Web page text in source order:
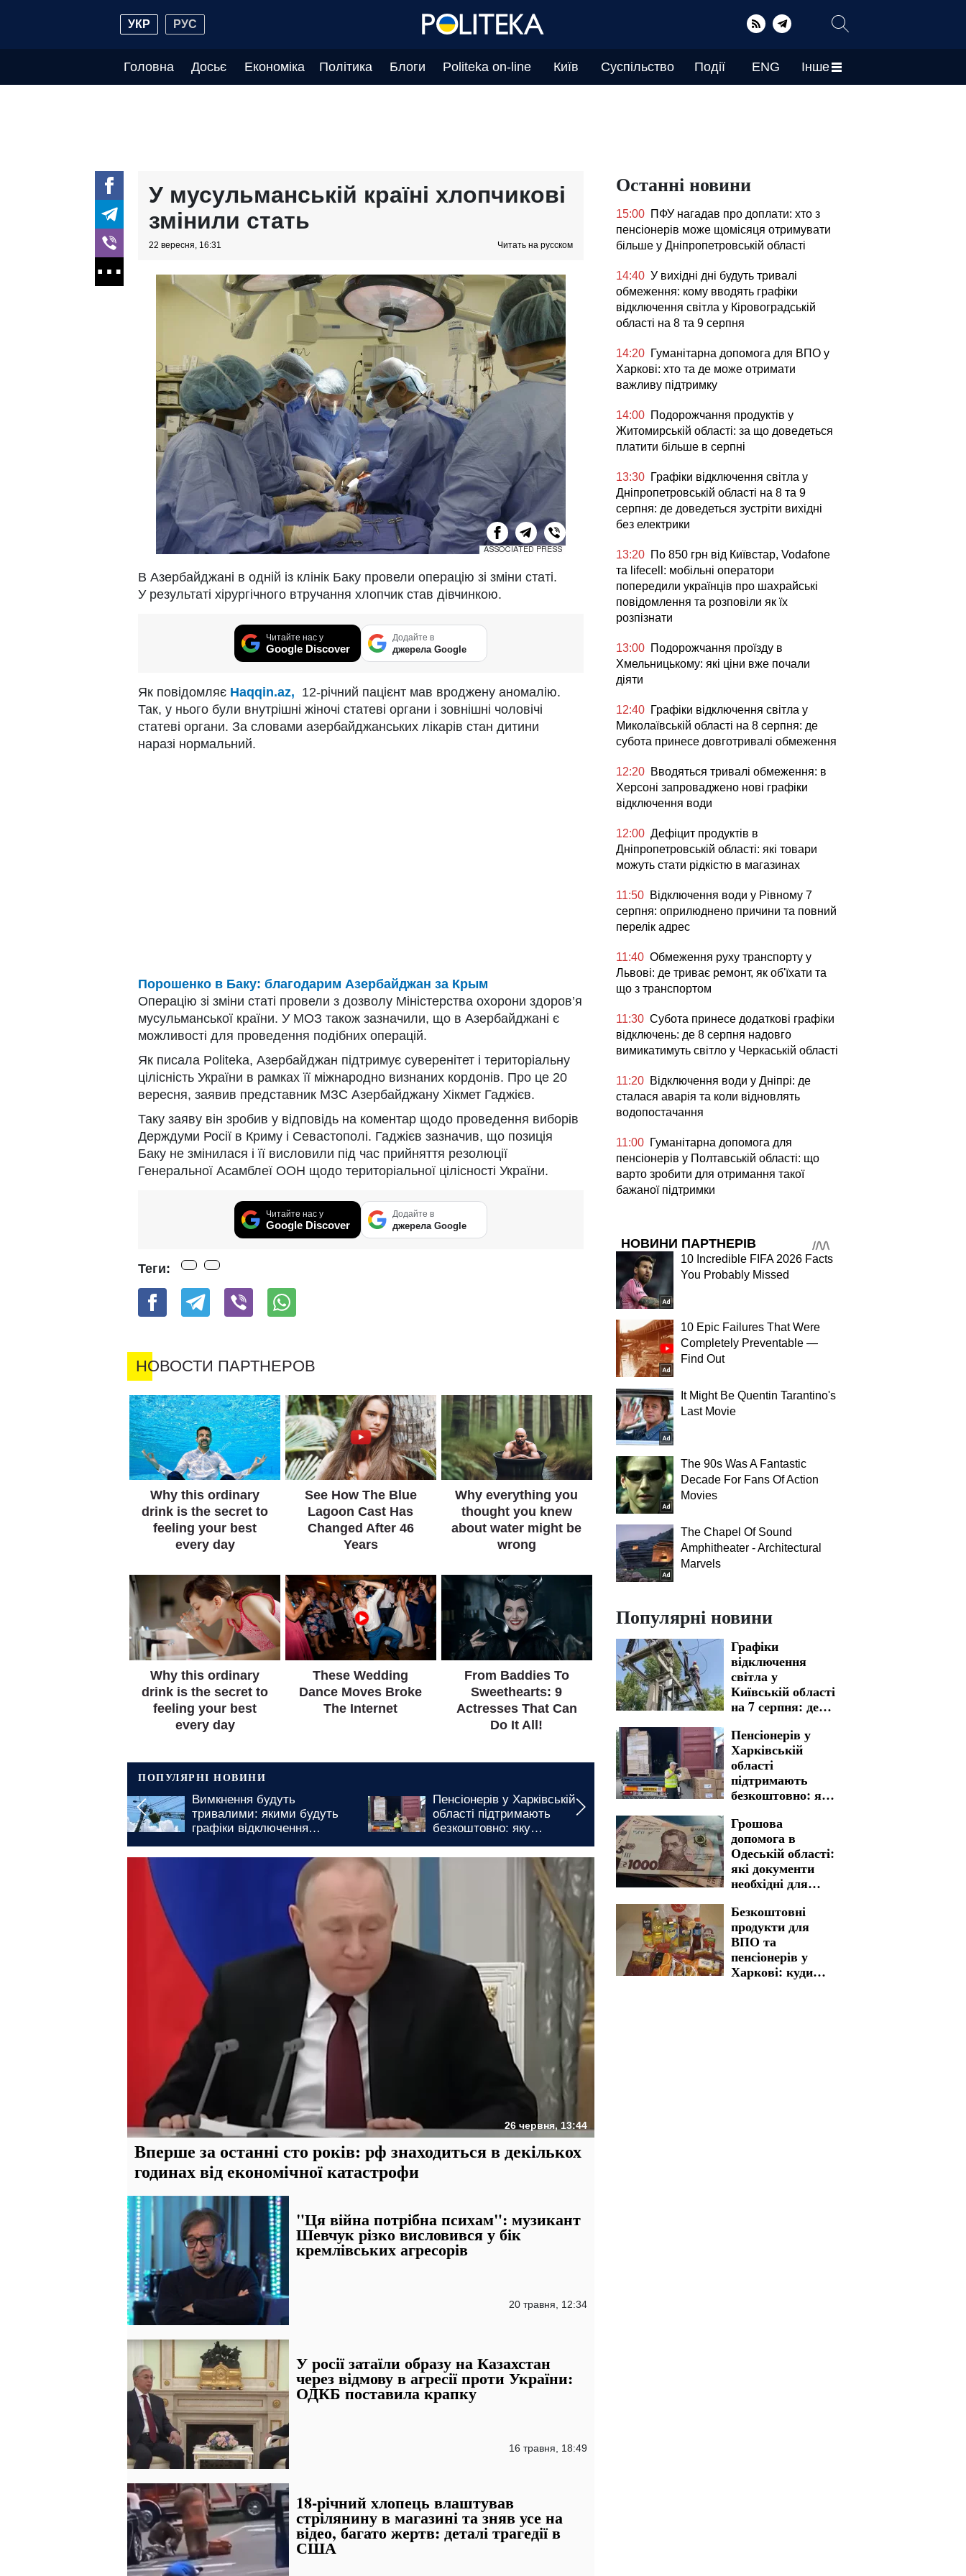
УКР РУС
Головна Досьє Економіка Політика Блоги Politeka on-line Київ Суспільство Події ENG Інше
У мусульманській країні хлопчикові
змінили стать
22 вересня, 16:31 Читать на русском
В Азербайджані в одній із клінік Баку провели операцію зі зміни статі.
У результаті хірургічного втручання хлопчик став дівчинкою.
Читайте нас у
Google Discover
Додайте в
джерела Google
Як повідомляє Haqqin.az, 12-річний пацієнт мав вроджену аномалію.
Так, у нього були внутрішні жіночі статеві органи і зовнішні чоловічі
статеві органи. За словами азербайджанських лікарів стан дитини
наразі нормальний.
Порошенко в Баку: благодарим Азербайджан за Крым
Операцію зі зміни статі провели з дозволу Міністерства охорони здоров’я
мусульманської країни. У МОЗ також зазначили, що в Азербайджані є
можливості для проведення подібних операцій.
Як писала Politeka, Азербайджан підтримує суверенітет і територіальну
цілісність України в рамках її міжнародно визнаних кордонів. Про це 20
вересня, заявив представник МЗС Азербайджану Хікмет Гаджієв.
Таку заяву він зробив у відповідь на коментар щодо проведення виборів
Держдуми Росії в Криму і Севастополі. Гаджієв зазначив, що позиція
Баку не змінилася і її висловили під час прийняття резолюції
Генеральної Асамблеї ООН щодо територіальної цілісності України.
Читайте нас у
Google Discover
Додайте в
джерела Google
Теги:
ПОПУЛЯРНІ НОВИНИ
Вимкнення будуть
тривалими: якими будуть
графіки відключення
серпня
Пенсіонерів у Харківській
області підтримають
безкоштовно: яку
можна отримати
У Вінницькій області на
багато годин залишаться
без світла: кому варто
бути готовими до графіків
відключення на 7 серпня
26 червня, 13:44
Вперше за останні сто років: рф знаходиться в декількох
годинах від економічної катастрофи
"Ця війна потрібна психам": музикант
Шевчук різко висловився у бік
кремлівських агресорів
20 травня, 12:34
У росії затаїли образу на Казахстан
через відмову в агресії проти України:
ОДКБ поставила крапку
16 травня, 18:49
18-річний хлопець влаштував
стрілянину в магазині та зняв усе на
відео, багато жертв: деталі трагедії в
США
Останні новини
15:00 ПФУ нагадав про доплати: хто з
пенсіонерів може щомісяця отримувати
більше у Дніпропетровській області
14:40 У вихідні дні будуть тривалі
обмеження: кому вводять графіки
відключення світла у Кіровоградській
області на 8 та 9 серпня
14:20 Гуманітарна допомога для ВПО у
Харкові: хто та де може отримати
важливу підтримку
14:00 Подорожчання продуктів у
Житомирській області: за що доведеться
платити більше в серпні
13:30 Графіки відключення світла у
Дніпропетровській області на 8 та 9
серпня: де доведеться зустріти вихідні
без електрики
13:20 По 850 грн від Київстар, Vodafone
та lifecell: мобільні оператори
попередили українців про шахрайські
повідомлення та розповіли як їх
розпізнати
13:00 Подорожчання проїзду в
Хмельницькому: які ціни вже почали
діяти
12:40 Графіки відключення світла у
Миколаївській області на 8 серпня: де
субота принесе довготривалі обмеження
12:20 Вводяться тривалі обмеження: в
Херсоні запроваджено нові графіки
відключення води
12:00 Дефіцит продуктів в
Дніпропетровській області: які товари
можуть стати рідкістю в магазинах
11:50 Відключення води у Рівному 7
серпня: оприлюднено причини та повний
перелік адрес
11:40 Обмеження руху транспорту у
Львові: де триває ремонт, як об'їхати та
що з транспортом
11:30 Субота принесе додаткові графіки
відключень: де 8 серпня надовго
вимикатимуть світло у Черкаській області
11:20 Відключення води у Дніпрі: де
сталася аварія та коли відновлять
водопостачання
11:00 Гуманітарна допомога для
пенсіонерів у Полтавській області: що
варто зробити для отримання такої
бажаної підтримки
НОВИНИ ПАРТНЕРІВ
10 Incredible FIFA 2026 Facts
You Probably Missed
10 Epic Failures That Were
Completely Preventable —
Find Out
It Might Be Quentin Tarantino's
Last Movie
The 90s Was A Fantastic
Decade For Fans Of Action
Movies
The Chapel Of Sound
Amphitheater - Architectural
Marvels
Популярні новини
Графіки
відключення
світла у
Київській області
на 7 серпня: де
готовими до
тривалих
незручностей
Пенсіонерів у
Харківській
області
підтримають
безкоштовно: яку
допомогу можна
отримати
Грошова
допомога в
Одеській області:
які документи
необхідні для
отримання
Безкоштовні
продукти для
ВПО та
пенсіонерів у
Харкові: куди